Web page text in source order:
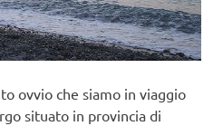
ovvio che siamo in viaggio
situato in provincia di